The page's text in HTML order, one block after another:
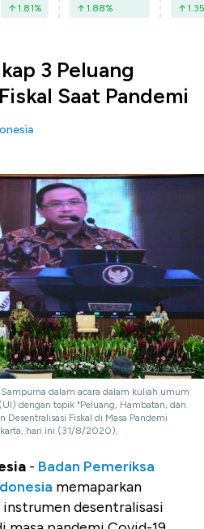
1.81% 1.88% 1.35
3 Peluang
Saat Pandemi
dalam acara dalam kuliah umum
dengan topik "Peluang, Hambatan, dan
Desentralisasi Fiskal di Masa Pandemi
hari ini (31/8/2020).
- Badan Pemeriksa
memaparkan
desentralisasi